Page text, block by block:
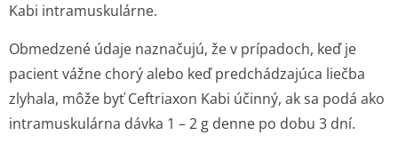
Kabi intramuskulárne.
Obmedzené údaje naznačujú, že v prípadoch, keď je
pacient vážne chorý alebo keď predchádzajúca liečba
zlyhala, môže byť Ceftriaxon Kabi účinný, ak sa podá ako
intramuskulárna dávka 1 – 2 g denne po dobu 3 dní.